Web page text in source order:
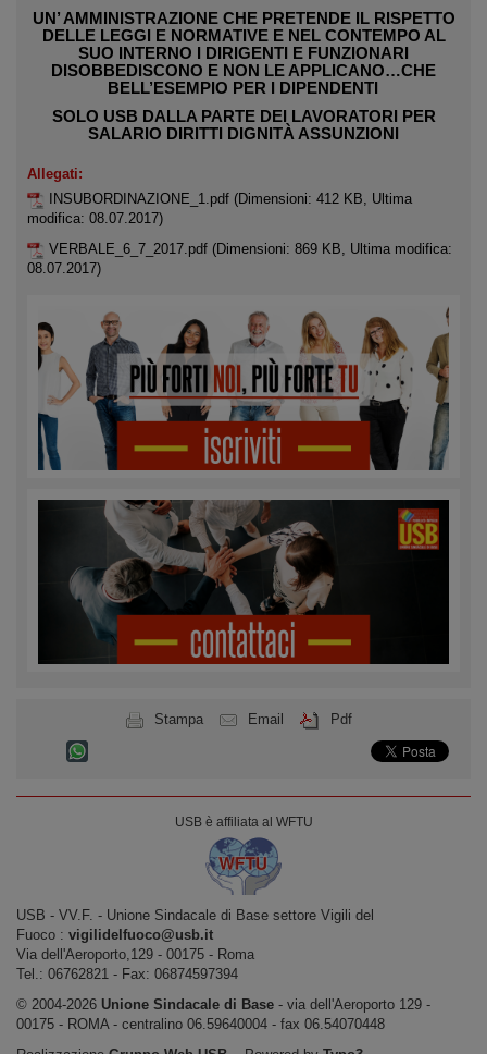
UN’ AMMINISTRAZIONE CHE PRETENDE IL RISPETTO
DELLE LEGGI E NORMATIVE E NEL CONTEMPO AL
SUO INTERNO I DIRIGENTI E FUNZIONARI
DISOBBEDISCONO E NON LE APPLICANO…CHE
BELL’ESEMPIO PER I DIPENDENTI
SOLO USB DALLA PARTE DEI LAVORATORI PER
SALARIO DIRITTI DIGNITÀ ASSUNZIONI
Allegati:
INSUBORDINAZIONE_1.pdf (Dimensioni: 412 KB, Ultima
modifica: 08.07.2017)
VERBALE_6_7_2017.pdf (Dimensioni: 869 KB, Ultima modifica:
08.07.2017)
Stampa Email Pdf
USB è affiliata al WFTU
USB ‐ VV.F. - Unione Sindacale di Base settore Vigili del
Fuoco : vigilidelfuoco@usb.it
Via dell'Aeroporto,129 ‐ 00175 ‐ Roma
Tel.: 06762821 ‐ Fax: 06874597394
© 2004-2026 Unione Sindacale di Base ‐ via dell'Aeroporto 129 -
00175 - ROMA - centralino 06.59640004 - fax 06.54070448